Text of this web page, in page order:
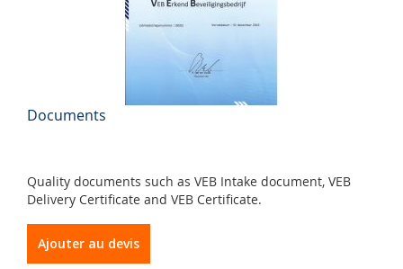
Documents
Quality documents such as VEB Intake document, VEB
Delivery Certificate and VEB Certificate.
Ajouter au devis